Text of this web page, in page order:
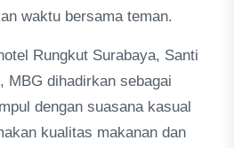
waktu bersama teman.
Rungkut Surabaya, Santi
MBG dihadirkan sebagai
dengan suasana kasual
kualitas makanan dan